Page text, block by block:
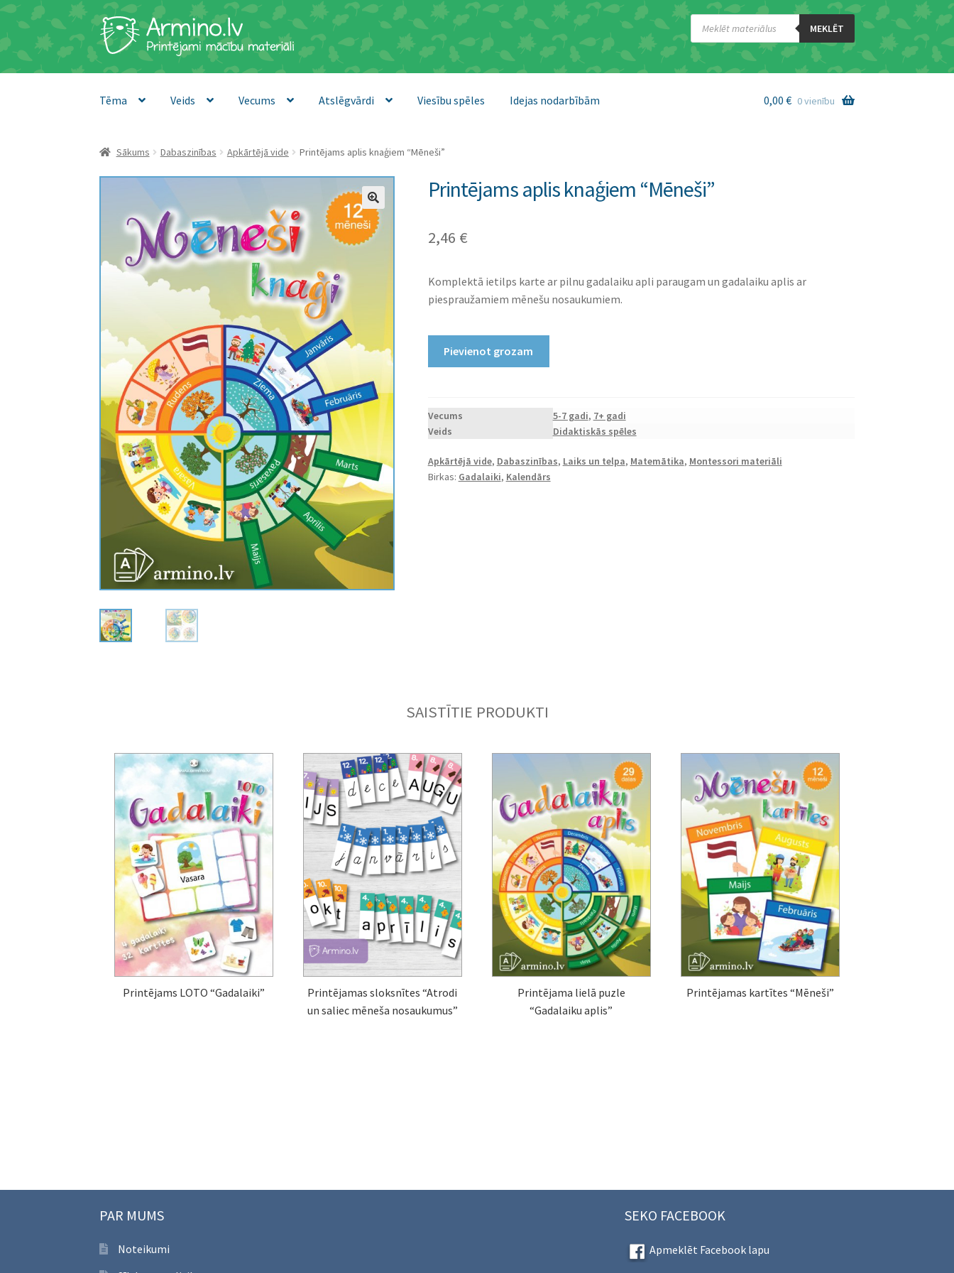
Skip
to
navigation
Skip
to
content
Products
search MEKLĒT
Tēma Veids Vecums Atslēgvārdi Viesību spēles Idejas nodarbībām 0,00 € 0 vienību
Sākums Dabaszinības Apkārtējā vide Printējams aplis knaģiem “Mēneši”
Printējams aplis knaģiem “Mēneši”
2,46 €
Komplektā ietilps karte ar pilnu gadalaiku apli paraugam un gadalaiku aplis ar
piespraužamiem mēnešu nosaukumiem.
daudzums
Pievienot grozam
Vecums 5-7 gadi, 7+ gadi
Veids
Didaktiskās spēles
Apkārtējā vide, Dabaszinības, Laiks un telpa, Matemātika, Montessori materiāli
Birkas: Gadalaiki, Kalendārs
SAISTĪTIE PRODUKTI
Printējams LOTO “Gadalaiki”
Printējamas sloksnītes “Atrodi
un saliec mēneša nosaukumus”
Printējama lielā puzle
“Gadalaiku aplis”
Printējamas kartītes “Mēneši”
PAR MUMS
Noteikumi
SEKO FACEBOOK
Apmeklēt Facebook lapu